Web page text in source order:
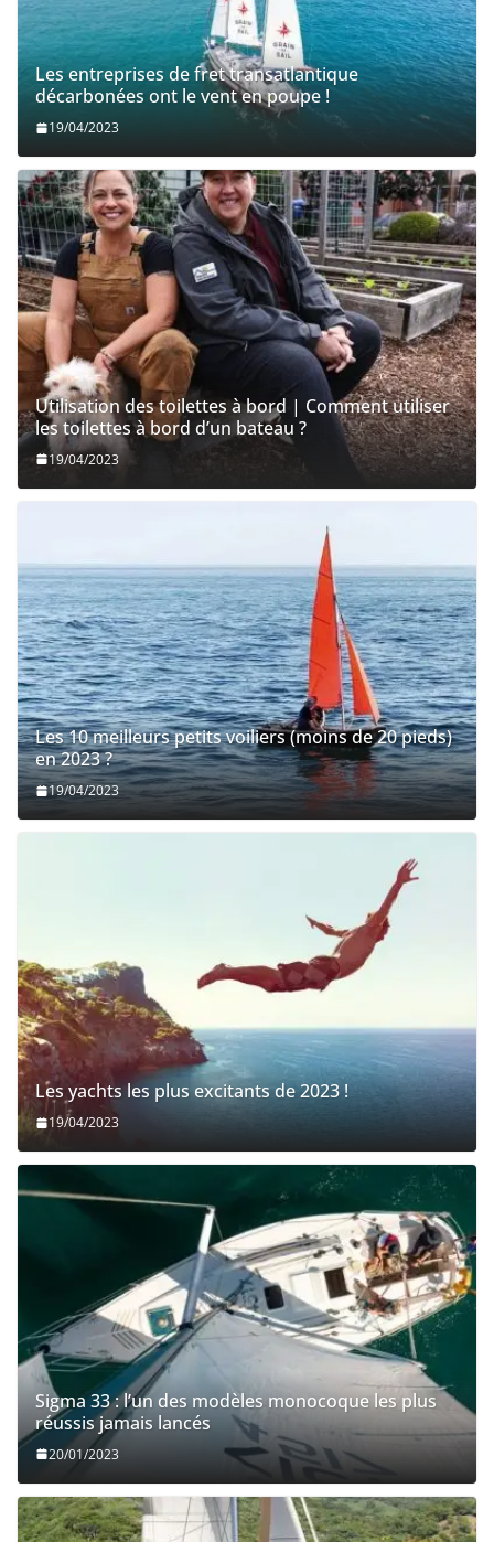
Les entreprises de fret transatlantique
décarbonées ont le vent en poupe !
19/04/2023
Utilisation des toilettes à bord | Comment utiliser
les toilettes à bord d’un bateau ?
19/04/2023
Les 10 meilleurs petits voiliers (moins de 20 pieds)
en 2023 ?
19/04/2023
Les yachts les plus excitants de 2023 !
19/04/2023
Sigma 33 : l’un des modèles monocoque les plus
réussis jamais lancés
20/01/2023